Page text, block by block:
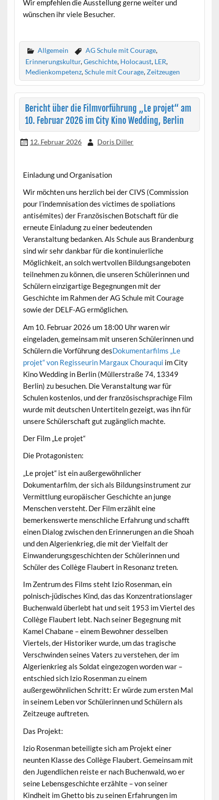
Wir empfehlen die Ausstellung gerne weiter und
wünschen ihr viele Besucher.
Allgemein AG Schule mit Courage,
Erinnerungskultur,Geschichte, Holocaust, LER,
Medienkompetenz,Schule mit Courage,Zeitzeugen
Bericht über die Filmvorführung „Le projet“ am
10. Februar 2026 im City Kino Wedding, Berlin
12. Februar 2026 Doris Diller
Einladung und Organisation
Wir möchten uns herzlich bei der CIVS (Commission
pour l’indemnisation des victimes de spoliations
antisémites) der Französischen Botschaft für die
erneute Einladung zu einer bedeutenden
Veranstaltung bedanken. Als Schule aus Brandenburg
sind wir sehr dankbar für die kontinuierliche
Möglichkeit, an solch wertvollen Bildungsangeboten
teilnehmen zu können, die unseren Schülerinnen und
Schülern einzigartige Begegnungen mit der
Geschichte im Rahmen der AG Schule mit Courage
sowie der DELF-AG ermöglichen.
Am 10. Februar 2026 um 18:00 Uhr waren wir
eingeladen, gemeinsam mit unseren Schülerinnen und
Schülern die Vorführung desDokumentarfilms „Le
projet“ von Regisseurin Margaux Chouraqui im City
Kino Wedding in Berlin (Müllerstraße 74, 13349
Berlin) zu besuchen. Die Veranstaltung war für
Schulen kostenlos, und der französischsprachige Film
wurde mit deutschen Untertiteln gezeigt, was ihn für
unsere Schülerschaft gut zugänglich machte.
Der Film „Le projet“
Die Protagonisten:
„Le projet“ ist ein außergewöhnlicher
Dokumentarfilm, der sich als Bildungsinstrument zur
Vermittlung europäischer Geschichte an junge
Menschen versteht. Der Film erzählt eine
bemerkenswerte menschliche Erfahrung und schafft
einen Dialog zwischen den Erinnerungen an die Shoah
und den Algerienkrieg, die mit der Vielfalt der
Einwanderungsgeschichten der Schülerinnen und
Schüler des Collège Flaubert in Resonanz treten.
Im Zentrum des Films steht Izio Rosenman, ein
polnisch-jüdisches Kind, das das Konzentrationslager
Buchenwald überlebt hat und seit 1953 im Viertel des
Collège Flaubert lebt. Nach seiner Begegnung mit
Kamel Chabane – einem Bewohner desselben
Viertels, der Historiker wurde, um das tragische
Verschwinden seines Vaters zu verstehen, der im
Algerienkrieg als Soldat eingezogen worden war –
entschied sich Izio Rosenman zu einem
außergewöhnlichen Schritt: Er würde zum ersten Mal
in seinem Leben vor Schülerinnen und Schülern als
Zeitzeuge auftreten.
Das Projekt:
Izio Rosenman beteiligte sich am Projekt einer
neunten Klasse des Collège Flaubert. Gemeinsam mit
den Jugendlichen reiste er nach Buchenwald, wo er
seine Lebensgeschichte erzählte – von seiner
Kindheit im Ghetto bis zu seinen Erfahrungen im